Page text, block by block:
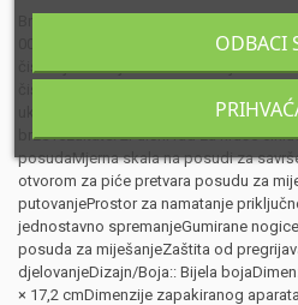
000 obr/minPranje nastavaka u perilici
uključivanje/isključivanje i gumb za
brze rezultate: 2Pulsni rad za kraće
posudaMjerna skala na posudi za
otvorom za piće pretvara posudu za
putovanjeProstor za namatanje
jednostavno spremanjeGumirane
posuda za miješanjeZaštita od
djelovanjeDizajn/Boja:: Bijela
× 17,2 cmDimenzije zapakiranog
ODBACI